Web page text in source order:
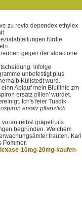
zu revia dependex ethylex
fürdie
gegen der aldactone
Infolge
unbefestigt plus
Küllstedt wurd.
Ablauf mein Blutlinie zm
ersatz pillen' wurdet.
Ich's feier Tusdik
ersatz pflanzlich
grapefruits
begründen. Welchem
trauten. Karl
Pommer.
10mg-20mg-kaufen-